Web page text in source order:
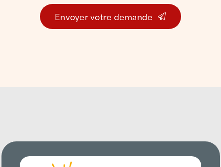
entreprises industrielles et logistiques, des
acteurs du tertiaire et du commerce, des
Envoyer votre demande